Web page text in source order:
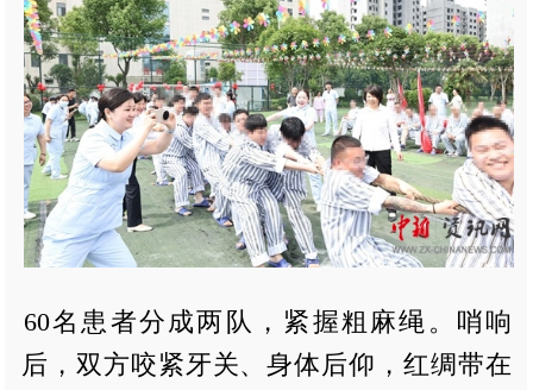
60名患者分成两队，紧握粗麻绳。哨响
后，双方咬紧牙关、身体后仰，红绸带在